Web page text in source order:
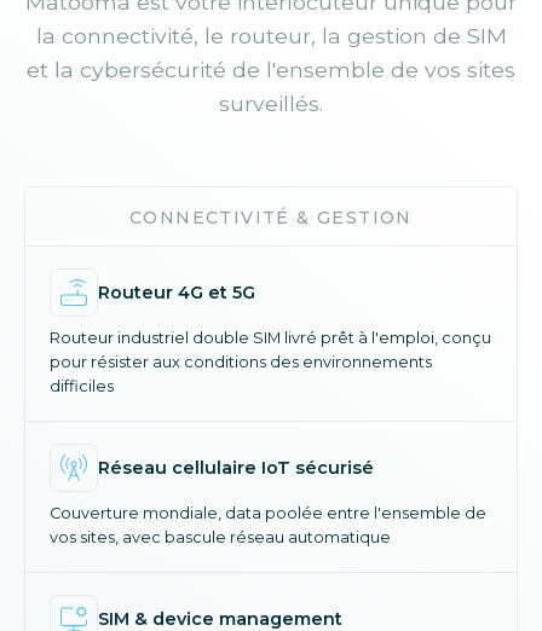
la connectivité, le routeur, la gestion de SIM
et la cybersécurité de l'ensemble de vos sites
surveillés.
CONNECTIVITÉ & GESTION
Routeur 4G et 5G
Routeur industriel double SIM livré prêt à l'emploi, conçu
pour résister aux conditions des environnements
difficiles
Réseau cellulaire IoT sécurisé
Couverture mondiale, data poolée entre l'ensemble de
vos sites, avec bascule réseau automatique
SIM & device management